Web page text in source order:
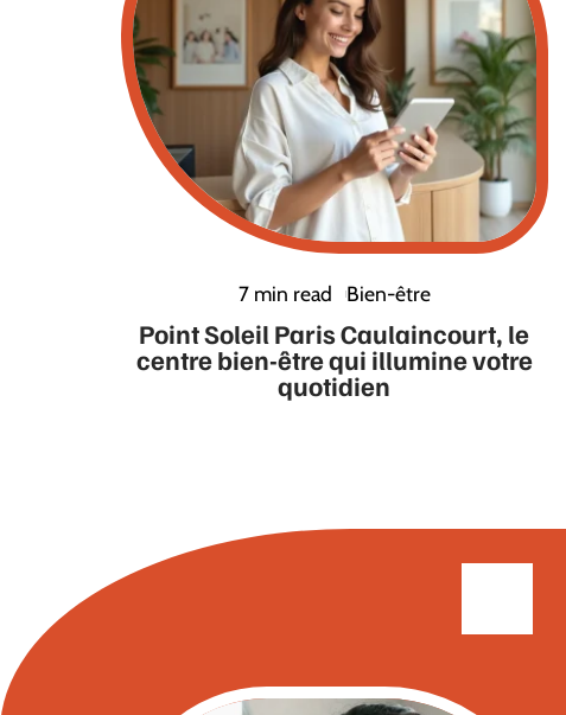
7 min read Bien-être
Point Soleil Paris Caulaincourt, le
centre bien-être qui illumine votre
quotidien